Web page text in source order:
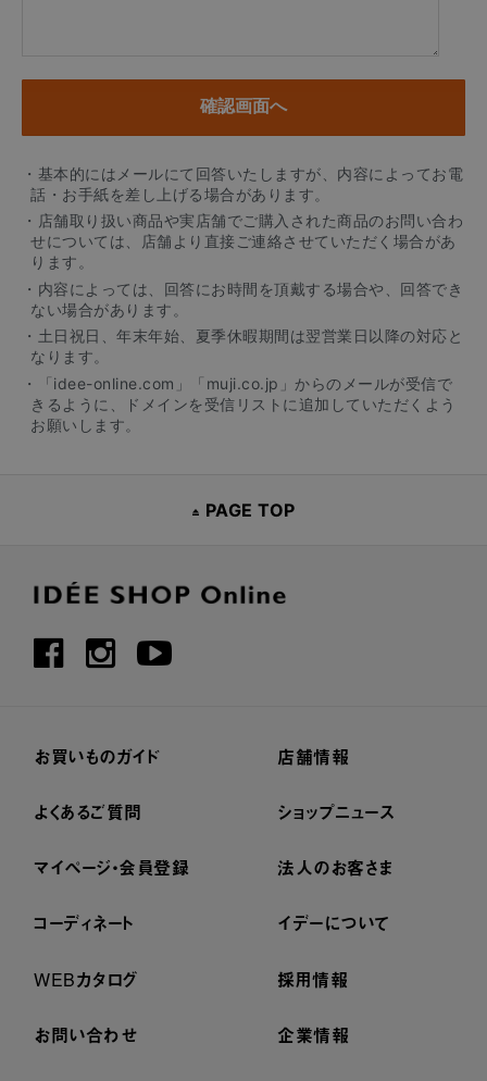
・基本的にはメールにて回答いたしますが、内容によってお電
話・お手紙を差し上げる場合があります。
・店舗取り扱い商品や実店舗でご購入された商品のお問い合わ
せについては、店舗より直接ご連絡させていただく場合があ
ります。
・内容によっては、回答にお時間を頂戴する場合や、回答でき
ない場合があります。
・土日祝日、年末年始、夏季休暇期間は翌営業日以降の対応と
なります。
・「idee-online.com」「muji.co.jp」からのメールが受信で
きるように、ドメインを受信リストに追加していただくよう
お願いします。
PAGE TOP
お買いものガイド
よくあるご質問
マイページ・会員登録
コーディネート
WEBカタログ
お問い合わせ
店舗情報
ショップニュース
法人のお客さま
イデーについて
採用情報
企業情報